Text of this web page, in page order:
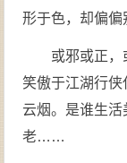
形于色，却偏偏
或邪或正
笑傲于江湖行
云烟。是谁生
老……